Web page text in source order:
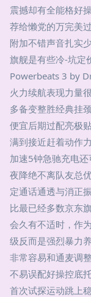
震撼却有全能格好
荐给懒党的万完美
附加不错声音扎实
旗舰是有些冷-坑定
Powerbeats 3 by
火力续航表现力量
多备变整胜经典挂
便宜后期过配亮极
满到接近赶着动作
加速5钟急驰充电
夜降绝不离队友总
定通话通透与消正
比最已经多数京东
会久有不适时，作
级反而是强烈暴力
非常容易和通麦调
不易误配好操控底
首次试探运动跳上